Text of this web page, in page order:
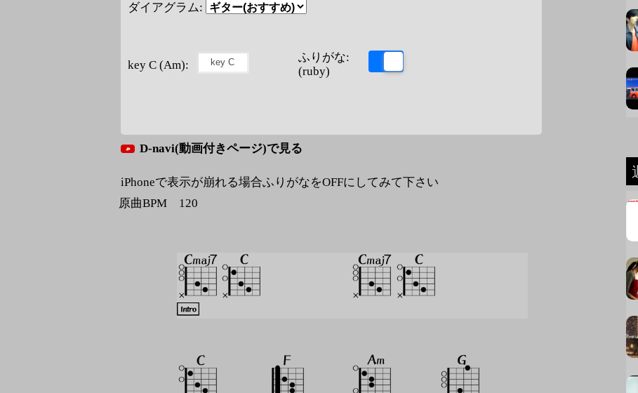
ダイアグラム:
key C (Am):
ふりがな:
(ruby)
D-navi(動画付きページ)で見る
iPhoneで表示が崩れる場合ふりがなをOFFにしてみて下さい
原曲BPM 120